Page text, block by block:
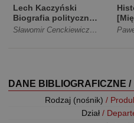
Lech Kaczyński
Biografia polityczna
1949-2005 [Twarda]Sławomir Cenckiewicz
, Adam
DANE BIBLIOGRAFICZNE
Rodzaj (nośnik) /
Dział /